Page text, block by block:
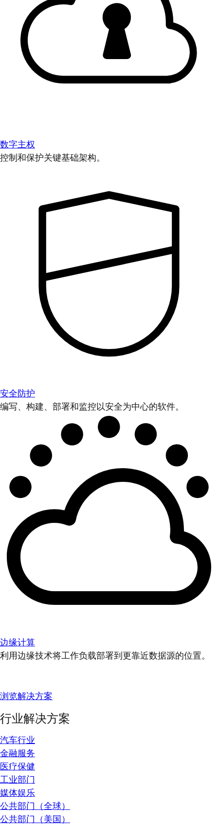
数字主权
控制和保护关键基础架构。
安全防护
编写、构建、部署和监控以安全为中心的软件。
边缘计算
利用边缘技术将工作负载部署到更靠近数据源的位置。
浏览解决方案
行业解决方案
汽车行业
金融服务
医疗保健
工业部门
媒体娱乐
公共部门（全球）
公共部门（美国）